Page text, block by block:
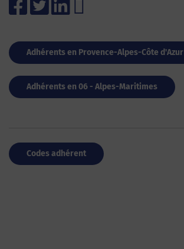
Adhérents en Provence-Alpes-Côte d'Azur
Adhérents en 06 - Alpes-Maritimes
Codes adhérent